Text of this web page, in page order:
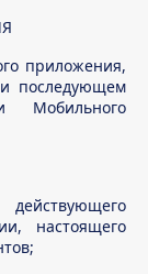
приложения,
последующем
Мобильного
настоящего